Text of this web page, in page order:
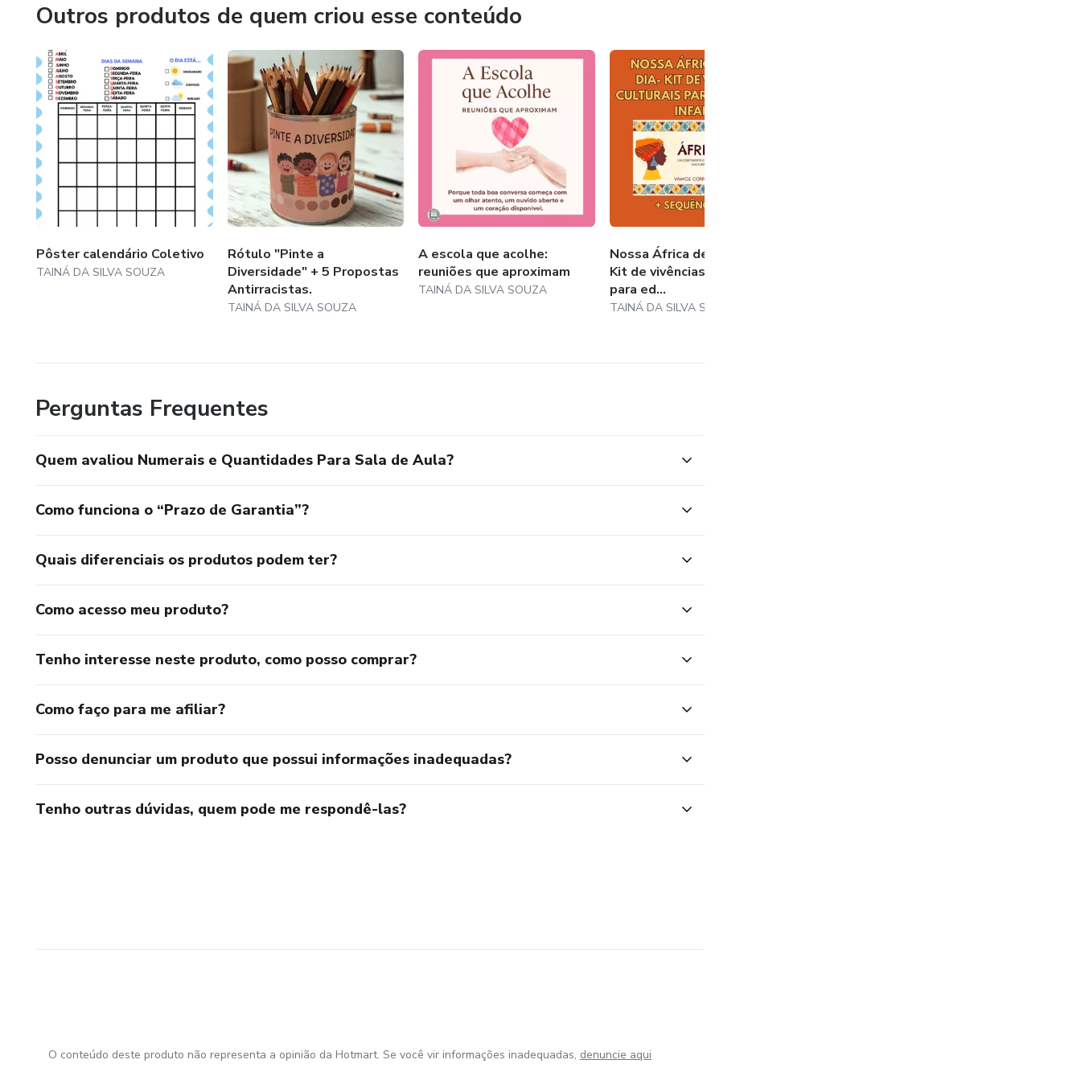
Outros produtos de quem criou esse conteúdo
Pôster calendário Coletivo
TAINÁ DA SILVA SOUZA
Rótulo "Pinte a
Diversidade" + 5 Propostas
Antirracistas.
TAINÁ DA SILVA SOUZA
A escola que acolhe:
reuniões que aproximam
TAINÁ DA SILVA SOUZA
Nossa África de todo dia:
Kit de vivências culturais
para ed...
TAINÁ DA SILVA SOUZA
Perguntas Frequentes
Quem avaliou Numerais e Quantidades Para Sala de Aula?
Como funciona o “Prazo de Garantia”?
Quais diferenciais os produtos podem ter?
Como acesso meu produto?
Tenho interesse neste produto, como posso comprar?
Como faço para me afiliar?
Posso denunciar um produto que possui informações inadequadas?
Tenho outras dúvidas, quem pode me respondê-las?
O conteúdo deste produto não representa a opinião da Hotmart. Se você vir informações inadequadas, denuncie aqui